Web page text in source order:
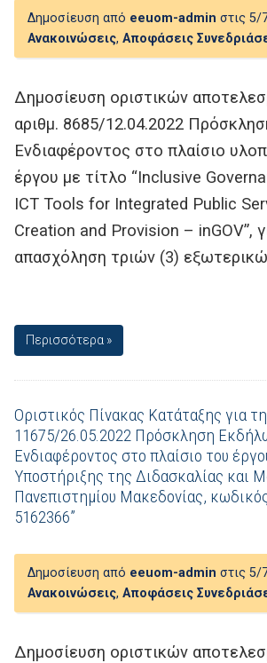
Δημοσίευση από eeuom-admin στις 5/
Ανακοινώσεις, Αποφάσεις
Δημοσίευση οριστικών
αριθμ. 8685/12.04.2022
Ενδιαφέροντος στο πλαίσιο
έργου με τίτλο “Inclusive
ICT Tools for Integrated Public
Creation and Provision – inGOV”,
απασχόληση τριών (3)
Περισσότερα »
Οριστικός Πίνακας Κατάταξης για
11675/26.05.2022 Πρόσκληση
Ενδιαφέροντος στο πλαίσιο του
Υποστήριξης της Διδασκαλίας και
Πανεπιστημίου Μακεδονίας,
5162366”
Δημοσίευση από eeuom-admin στις 5/
Ανακοινώσεις, Αποφάσεις
Δημοσίευση οριστικών